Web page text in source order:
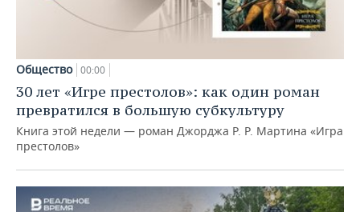
Общество 00:00
30 лет «Игре престолов»: как один роман
превратился в большую субкультуру
Книга этой недели — роман Джорджа Р. Р. Мартина «Игра
престолов»